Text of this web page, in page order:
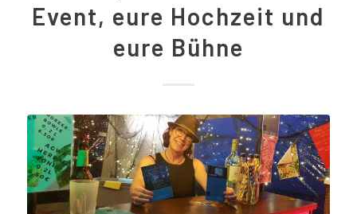
Event, eure Hochzeit und
eure Bühne